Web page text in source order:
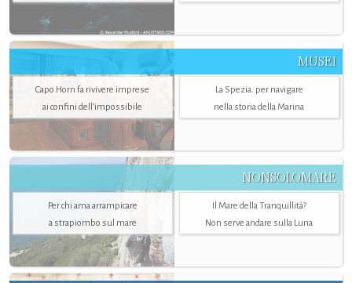
MUSEI
Capo Horn fa rivivere imprese
ai confini dell’impossibile
La Spezia. per navigare
nella storia della Marina
NONSOLOMARE
Per chi ama arrampicare
a strapiombo sul mare
Il Mare della Tranquillità?
Non serve andare sulla Luna